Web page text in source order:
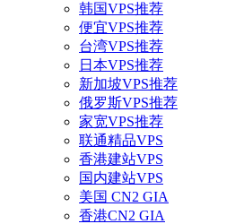
韩国VPS推荐
便宜VPS推荐
台湾VPS推荐
日本VPS推荐
新加坡VPS推荐
俄罗斯VPS推荐
家宽VPS推荐
联通精品VPS
香港建站VPS
国内建站VPS
美国 CN2 GIA
香港CN2 GIA